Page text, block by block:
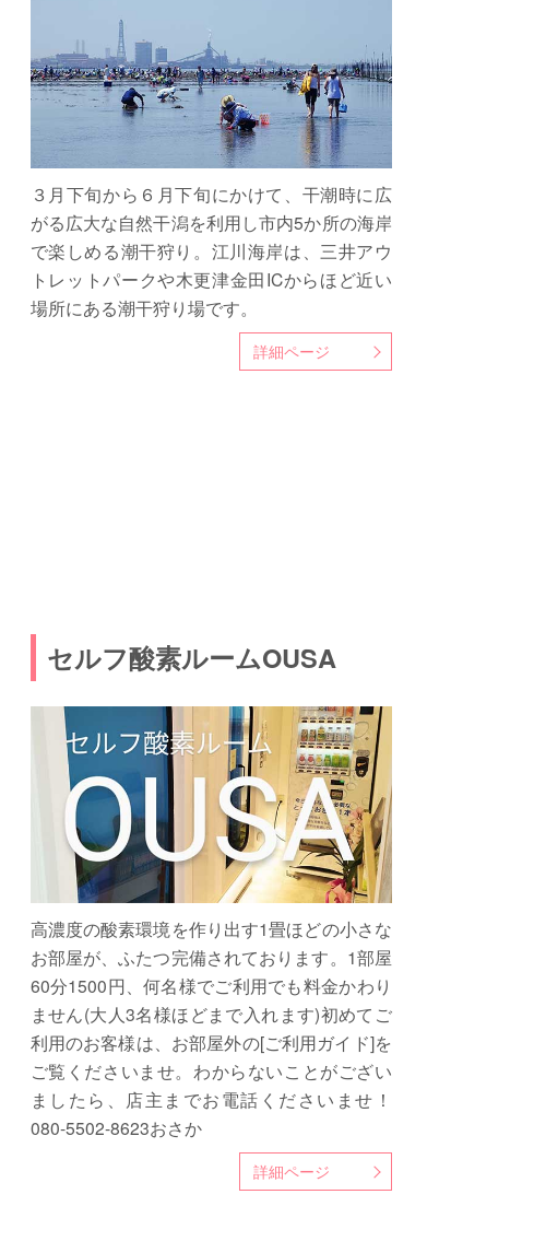
３月下旬から６月下旬にかけて、干潮時に広
がる広大な自然干潟を利用し市内5か所の海岸
で楽しめる潮干狩り。江川海岸は、三井アウ
トレットパークや木更津金田ICからほど近い
場所にある潮干狩り場です。
詳細ページ
セルフ酸素ルームOUSA
高濃度の酸素環境を作り出す1畳ほどの小さな
お部屋が、ふたつ完備されております。1部屋
60分1500円、何名様でご利用でも料金かわり
ません(大人3名様ほどまで入れます)初めてご
利用のお客様は、お部屋外の[ご利用ガイド]を
ご覧くださいませ。わからないことがござい
ましたら、店主までお電話くださいませ！
080-5502-8623おさか
詳細ページ